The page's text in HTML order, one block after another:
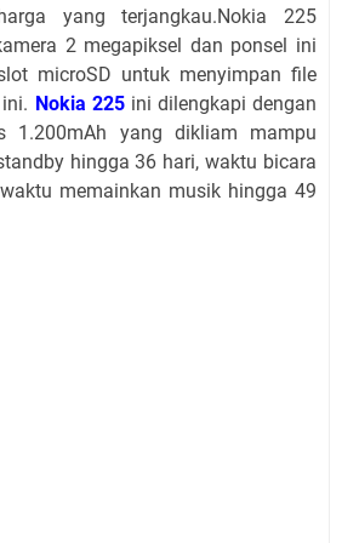
yang terjangkau.Nokia 225
2 megapiksel dan ponsel ini
microSD untuk menyimpan file
Nokia 225ini dilengkapi dengan
1.200mAh yang dikliam mampu
hingga 36 hari, waktu bicara
memainkan musik hingga 49